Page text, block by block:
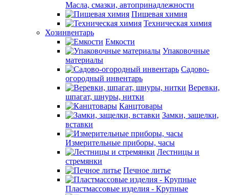
Масла, смазки, автопринадлежности
Пищевая химия
Техническая химия
Хозинвентарь
Емкости
Упаковочные
материалы
Садово-
огородный инвентарь
Веревки,
шпагат, шнуры, нитки
Канцтовары
Замки, защелки,
вставки
Измерительные приборы, часы
Лестницы и
стремянки
Печное литье
Пластмассовые изделия - Крупные